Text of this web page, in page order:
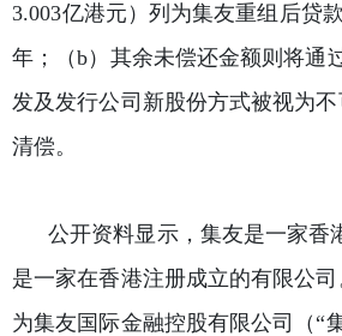
3.003亿港元）列为集友重组后贷
年；（b）其余未偿还金额则将通
发及发行公司新股份方式被视为
清偿。
公开资料显示，集友是一家香
是一家在香港注册成立的有限公司
为集友国际金融控股有限公司（“